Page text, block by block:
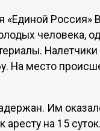
Россия»
человека,
На место
Им
на 15 суток.